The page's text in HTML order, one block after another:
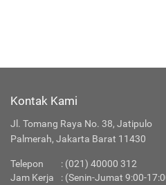
Kontak Kami
Jl. Tomang Raya No. 38, Jatipulo
Palmerah, Jakarta Barat 11430
Telepon : (021) 40000 312
Jam Kerja
: (Senin-Jumat 9:00-